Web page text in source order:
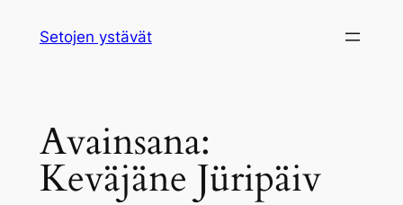
sisältöön
Setojen ystävät
Avainsana:
Keväjäne Jüripäiv